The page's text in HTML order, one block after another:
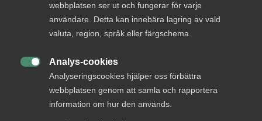
webbplatsen ser ut och fungerar för varje
användare. Detta kan innebära lagring av vald
valuta, region, språk eller färgschema.
Analys-cookies
Analyseringscookies hjälper oss förbättra
webbplatsen genom att samla och rapportera
information om hur den används.
Jobb & karriär
Om Almega
Rådgivning, hjälp och